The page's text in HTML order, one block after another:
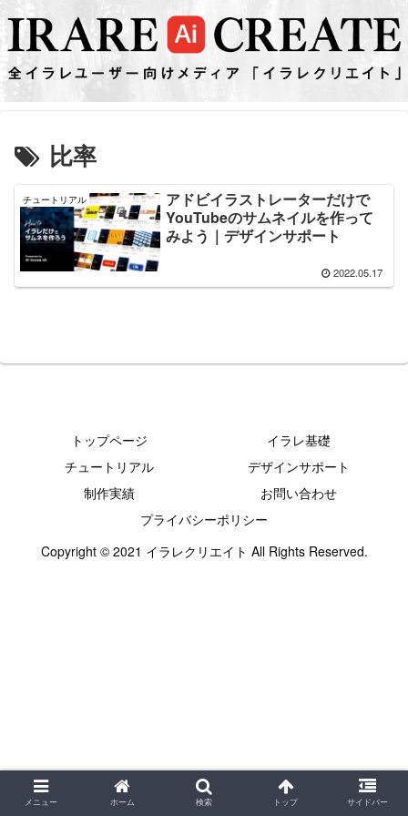
比率
チュートリアル
アドビイラストレーターだけで
YouTubeのサムネイルを作って
みよう｜デザインサポート
2022.05.17
トップページ
イラレ基礎
チュートリアル
デザインサポート
制作実績
お問い合わせ
プライバシーポリシー
Copyright © 2021 イラレクリエイト All Rights Reserved.
メニュー ホーム 検索 トップ サイドバー